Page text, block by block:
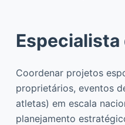
Especialista
Coordenar projetos
proprietários, eventos
atletas) em escala
planejamento